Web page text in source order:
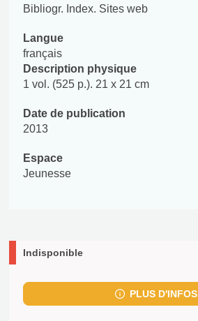
Bibliogr. Index. Sites web
Langue
français
Description physique
1 vol. (525 p.). 21 x 21 cm
Date de publication
2013
Espace
Jeunesse
Indisponible
PLUS D'INFOS